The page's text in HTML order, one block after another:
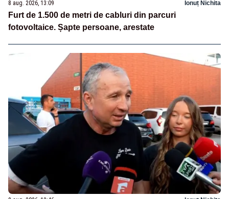
8 aug. 2026, 13:09 Ionuț Nichita
Furt de 1.500 de metri de cabluri din parcuri
fotovoltaice. Șapte persoane, arestate